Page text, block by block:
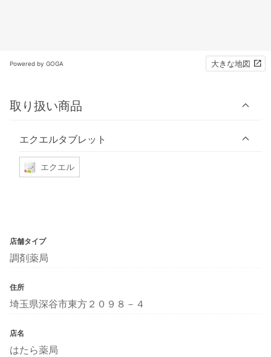
Powered by GOGA 大きな地図
取り扱い商品
エクエルタブレット
エクエル
店舗タイプ
調剤薬局
住所
埼玉県深谷市東方２０９８－４
店名
はたら薬局